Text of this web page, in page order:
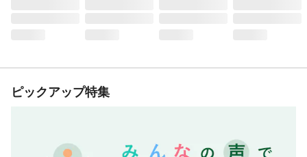
ピックアップ特集